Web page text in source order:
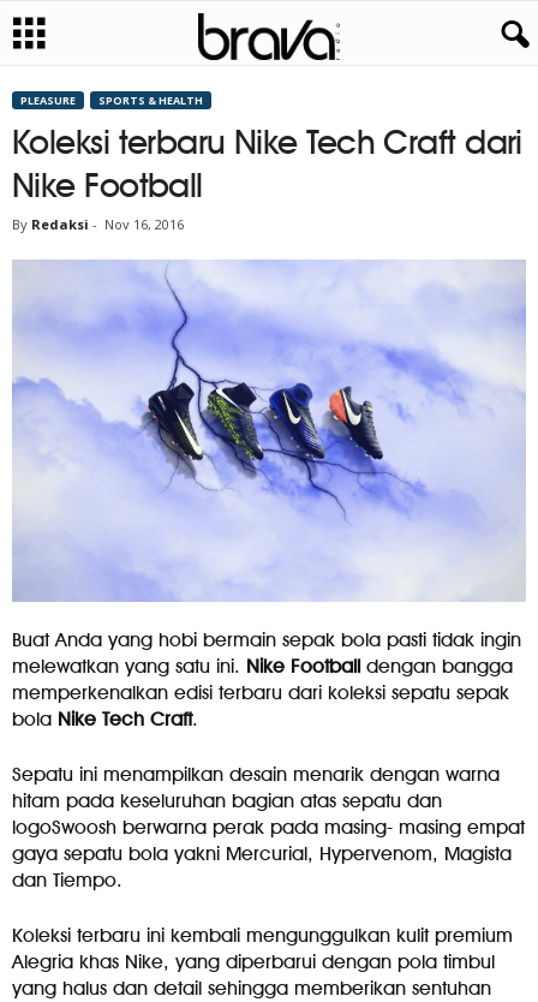
PLEASURE SPORTS & HEALTH
Koleksi terbaru Nike Tech Craft dari
Nike Football
By Redaksi - Nov 16, 2016
Buat Anda yang hobi bermain sepak bola pasti tidak ingin
melewatkan yang satu ini. Nike Football dengan bangga
memperkenalkan edisi terbaru dari koleksi sepatu sepak
bola Nike Tech Craft.
Sepatu ini menampilkan desain menarik dengan warna
hitam pada keseluruhan bagian atas sepatu dan
logoSwoosh berwarna perak pada masing- masing empat
gaya sepatu bola yakni Mercurial, Hypervenom, Magista
dan Tiempo.
Koleksi terbaru ini kembali mengunggulkan kulit premium
Alegria khas Nike, yang diperbarui dengan pola timbul
yang halus dan detail sehingga memberikan sentuhan